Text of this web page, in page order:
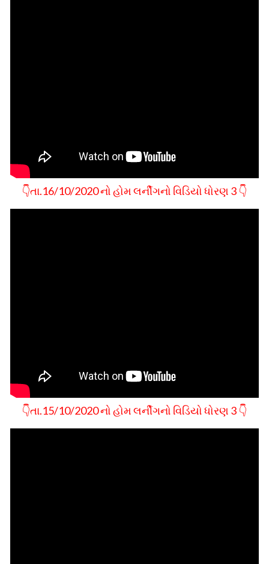
👇તા.16/10/2020 નો હોમ લર્નીગનો વિડિયો ધોરણ 3 👇
👇તા.15/10/2020 નો હોમ લર્નીગનો વિડિયો ધોરણ 3 👇